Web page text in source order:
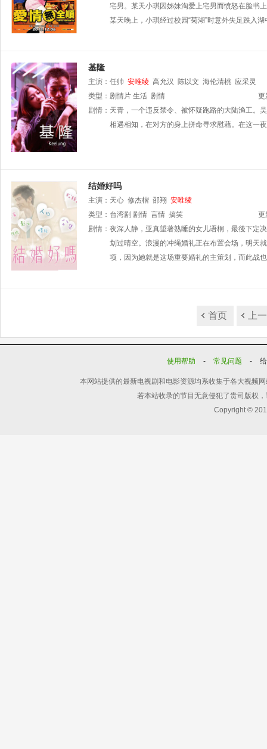
宅男。某天小琪因姊妹淘爱上宅男而愤怒在脸书
某天晚上，小琪经过校园“菊湖”时意外失足跌入
基隆
主演： 任帅 安唯绫 高允汉 陈以文 海伦清桃 应采灵
类型： 剧情片 生活 剧情
更
剧情： 天青，一个违反禁令、被怀疑跑路的大陆渔工。
相遇相知，在对方的身上拼命寻求慰藉。在这
结婚好吗
主演： 天心 修杰楷 邵翔 安唯绫
类型： 台湾剧 剧情 言情 搞笑
更
剧情： 夜深人静，亚真望著熟睡的女儿语桐，最後下定
划过晴空。浪漫的冲绳婚礼正在布置会场，明天
项，因为她就是这场重要婚礼的主策划，而此战
首页 上
使用帮助 - 常见问题 -
本网站提供的最新电视剧和电影资源均系收集于各大视频
若本站收录的节目无意侵犯了贵司版权
Copyright ©